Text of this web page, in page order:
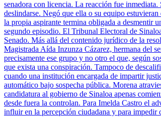
senadora con licencia. La reacción fue
deslindarse. Negó que ella o su equipo
la propia aspirante termina obligada a desmentir
segundo episodio. El Tribunal Electoral de
Senado. Más allá del contenido jurídico de la
Magistrada Aída Inzunza Cázarez, hermana del
precisamente ese grupo y no otro el que, según
que exista una conspiración. Tampoco de
cuando una institución encargada de impartir
automático bajo sospecha pública. Morena
candidatura al gobierno de Sinaloa apenas
desde fuera la controlan. Para Imelda Castro el
influir en la percepción ciudadana y para impedir